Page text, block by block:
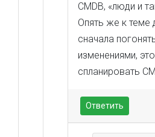
CMDB, «люди и
Опять же к теме
сначала
изменениями,
спланировать
Ответить